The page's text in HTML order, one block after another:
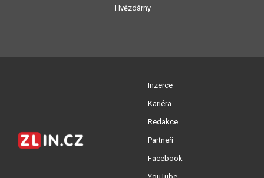
Hvězdárny
Inzerce
Kariéra
Redakce
Partneři
Facebook